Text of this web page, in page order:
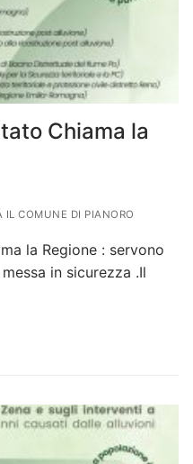
Chiama la
IL COMUNE DI PIANORO
la Regione : servono
in sicurezza .Il